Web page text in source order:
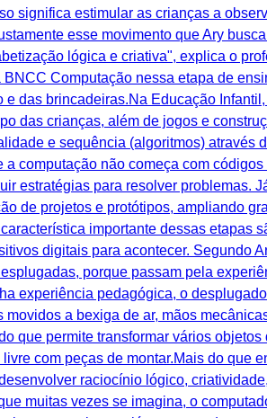
significa estimular as crianças a
esse movimento que Ary
lógica e criativa", explica o
Computação nessa etapa de
das brincadeiras.Na Educação
das crianças, além de jogos e
e sequência (algoritmos) através
a computação não começa com
estratégias para resolver problemas.
de projetos e protótipos, ampliando
importante dessas etapas
digitais para acontecer. Segundo
porque passam pela
experiência pedagógica, o
movidos a bexiga de ar, mãos
que permite transformar vários
com peças de montar.Mais do que
raciocínio lógico,
muitas vezes se imagina, o